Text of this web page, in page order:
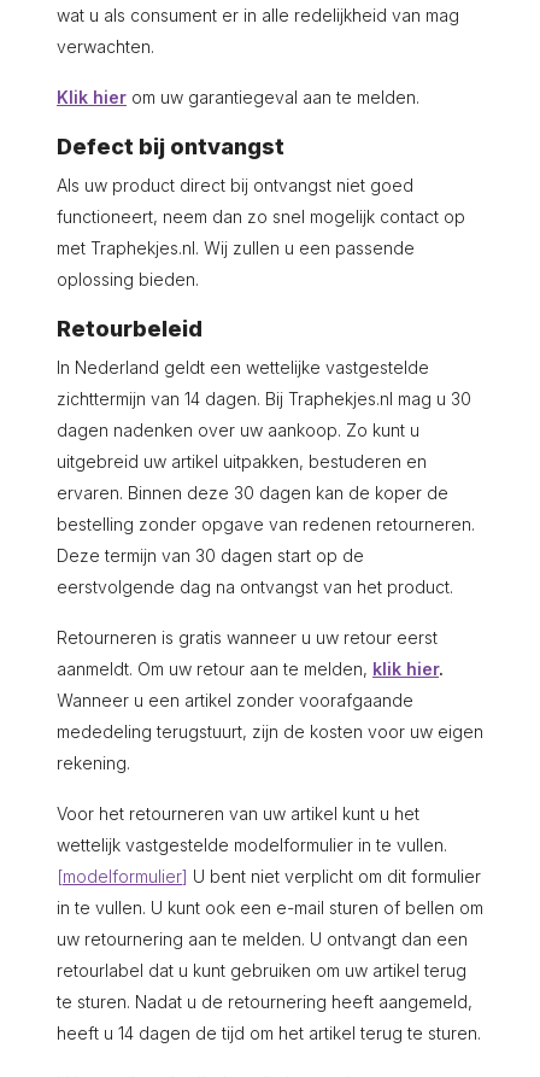
wat u als consument er in alle redelijkheid van mag
verwachten.
Klik hier om uw garantiegeval aan te melden.
Defect bij ontvangst
Als uw product direct bij ontvangst niet goed
functioneert, neem dan zo snel mogelijk contact op
met Traphekjes.nl. Wij zullen u een passende
oplossing bieden.
Retourbeleid
In Nederland geldt een wettelijke vastgestelde
zichttermijn van 14 dagen. Bij Traphekjes.nl mag u 30
dagen nadenken over uw aankoop. Zo kunt u
uitgebreid uw artikel uitpakken, bestuderen en
ervaren. Binnen deze 30 dagen kan de koper de
bestelling zonder opgave van redenen retourneren.
Deze termijn van 30 dagen start op de
eerstvolgende dag na ontvangst van het product.
Retourneren is gratis wanneer u uw retour eerst
aanmeldt. Om uw retour aan te melden, klik hier.
Wanneer u een artikel zonder voorafgaande
mededeling terugstuurt, zijn de kosten voor uw eigen
rekening.
Voor het retourneren van uw artikel kunt u het
wettelijk vastgestelde modelformulier in te vullen.
[modelformulier] U bent niet verplicht om dit formulier
in te vullen. U kunt ook een e-mail sturen of bellen om
uw retournering aan te melden. U ontvangt dan een
retourlabel dat u kunt gebruiken om uw artikel terug
te sturen. Nadat u de retournering heeft aangemeld,
heeft u 14 dagen de tijd om het artikel terug te sturen.